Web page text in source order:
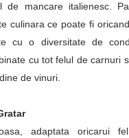
de mancare italienesc.
culinara ce poate fi
cu o diversitate de
cu tot felul de carnuri
de vinuri.
adaptata oricarui